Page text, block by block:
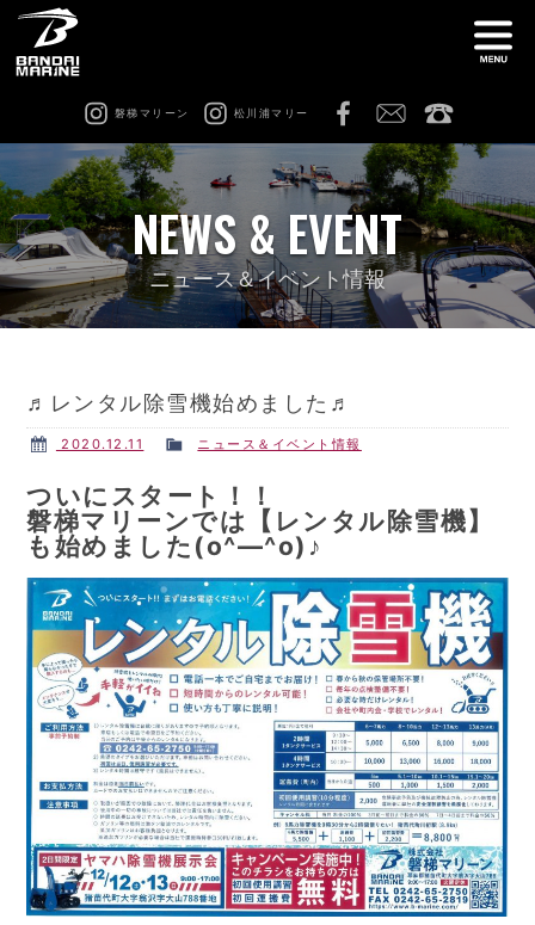
磐梯マリーン 松川浦マリー
船舶免許教室 在庫情報
レンタル 猪苗代ビーチサイドマリーナ
修理 & カスタム
NEWS & EVENT
ニュース＆イベント情報
♬レンタル除雪機始めました♬
2020.12.11 ニュース＆イベント情報
ついにスタート！！
磐梯マリーンでは【レンタル除雪機】
も始めました(o^―^o)♪